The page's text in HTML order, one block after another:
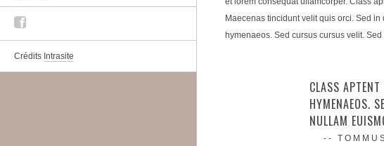
Crédits Intrasite
Maecenas tincidunt velit quis orci. Sed
hymenaeos. Sed cursus cursus velit.
CLASS
HYMENAEOS.
NULLAM
--